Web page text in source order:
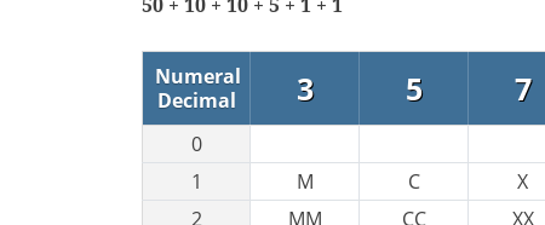
50 + 10 + 10 + 5 + 1 + 1
Numeral
Decimal
3 5 7
0
1
M C X
2
MM CC XX